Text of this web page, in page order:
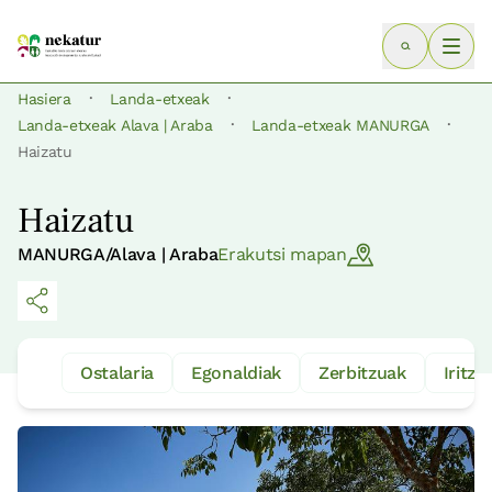
Hasiera · Landa-etxeak ·
Landa-etxeak Alava | Araba · Landa-etxeak MANURGA ·
Haizatu
Haizatu
MANURGA/Alava | ArabaErakutsi mapan
Ostalaria Egonaldiak Zerbitzuak